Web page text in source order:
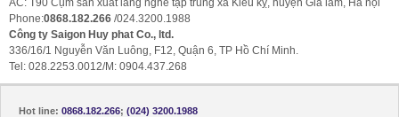
Phone:0868.182.266 /024.3200.1988
Công ty Saigon Huy phat Co., ltd.
336/16/1 Nguyễn Văn Luông, F12, Quận 6, TP Hồ Chí Minh.
Tel: 028.2253.0012/M: 0904.437.268
Hot line: 0868.182.266; (024) 3200.1988